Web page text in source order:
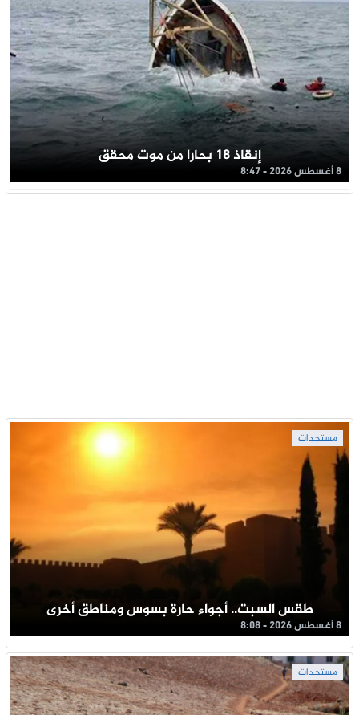
إنقاذ 18 بحارا من موت محقق
8 أغسطس 2026 - 8:47
مستجدات
طقس السبت.. أجواء حارة بسوس ومناطق أخرى
8 أغسطس 2026 - 8:08
مستجدات